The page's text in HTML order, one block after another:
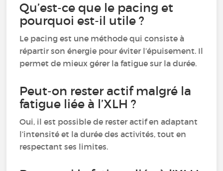
Qu’est-ce que le pacing et
pourquoi est-il utile ?
Le pacing est une méthode qui consiste à
répartir son énergie pour éviter l’épuisement. Il
permet de mieux gérer la fatigue sur la durée.
Peut-on rester actif malgré la
fatigue liée à l’XLH ?
Oui, il est possible de rester actif en adaptant
l’intensité et la durée des activités, tout en
respectant ses limites.